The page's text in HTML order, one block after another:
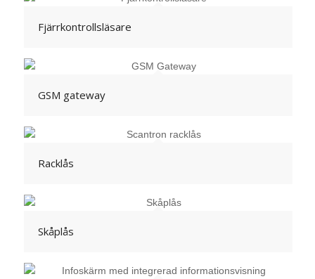
Fjärrkontrollsläsare
GSM gateway
Racklås
Skåplås